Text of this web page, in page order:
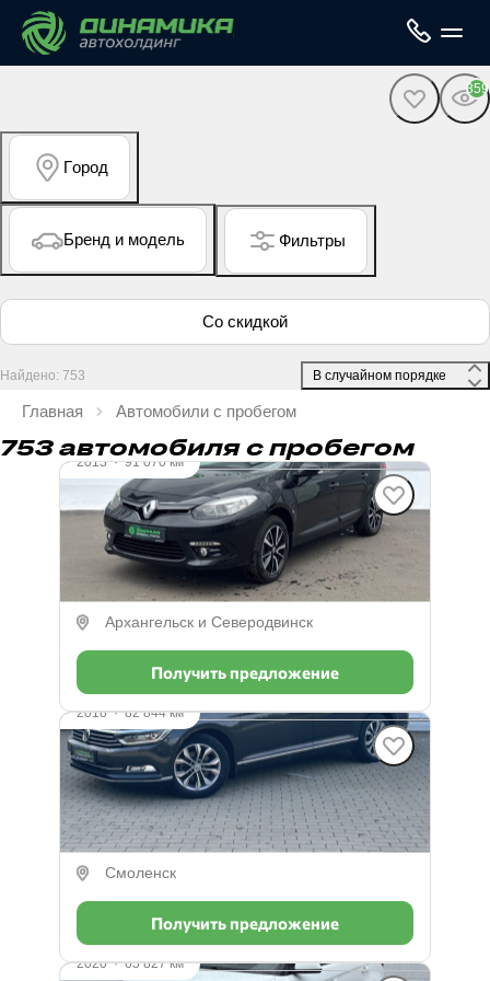
359
Город
Бренд и модель Фильтры
Со скидкой
Найдено: 753
Главная Автомобили с пробегом
753 автомобиля с пробегом
2013·91 070 км
Renault Fluence
1.6 л (114 л.с.), Вариатор, бензин, передний
790 000 ₽
Архангельск и Северодвинск
Получить предложение
2018·82 844 км
Volkswagen Passat
1.6 л (120 л.с.), Робот, дизель, передний
2 762 000 ₽
Смоленск
Получить предложение
2020·65 827 км